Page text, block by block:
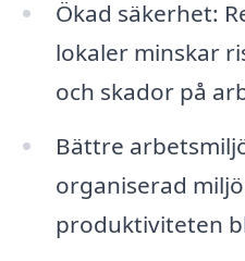
Ökad säkerhet:
lokaler minskar
och skador på
Bättre
organiserad
produktiviteten